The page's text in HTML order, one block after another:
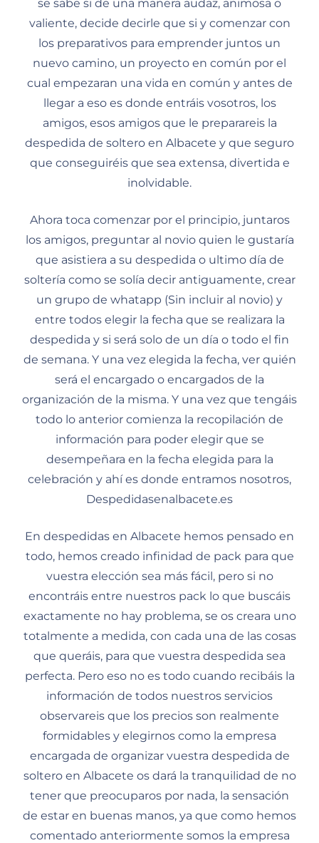
se sabe si de una manera audaz, animosa o
valiente, decide decirle que si y comenzar con
los preparativos para emprender juntos un
nuevo camino, un proyecto en común por el
cual empezaran una vida en común y antes de
llegar a eso es donde entráis vosotros, los
amigos, esos amigos que le preparareis la
despedida de soltero en Albacete y que seguro
que conseguiréis que sea extensa, divertida e
inolvidable.
Ahora toca comenzar por el principio, juntaros
los amigos, preguntar al novio quien le gustaría
que asistiera a su despedida o ultimo día de
soltería como se solía decir antiguamente, crear
un grupo de whatapp (Sin incluir al novio) y
entre todos elegir la fecha que se realizara la
despedida y si será solo de un día o todo el fin
de semana. Y una vez elegida la fecha, ver quién
será el encargado o encargados de la
organización de la misma. Y una vez que tengáis
todo lo anterior comienza la recopilación de
información para poder elegir que se
desempeñara en la fecha elegida para la
celebración y ahí es donde entramos nosotros,
Despedidasenalbacete.es
En despedidas en Albacete hemos pensado en
todo, hemos creado infinidad de pack para que
vuestra elección sea más fácil, pero si no
encontráis entre nuestros pack lo que buscáis
exactamente no hay problema, se os creara uno
totalmente a medida, con cada una de las cosas
que queráis, para que vuestra despedida sea
perfecta. Pero eso no es todo cuando recibáis la
información de todos nuestros servicios
observareis que los precios son realmente
formidables y elegirnos como la empresa
encargada de organizar vuestra despedida de
soltero en Albacete os dará la tranquilidad de no
tener que preocuparos por nada, la sensación
de estar en buenas manos, ya que como hemos
comentado anteriormente somos la empresa